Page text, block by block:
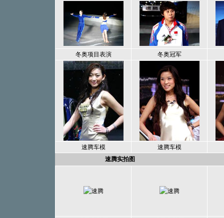
冬奥项目表演 冬奥冠军
速腾车模
速腾车模
速腾实拍图